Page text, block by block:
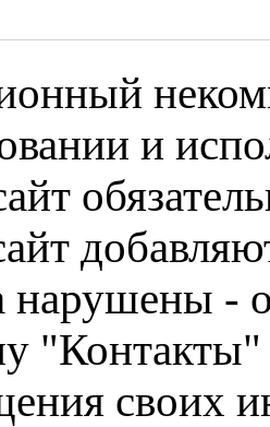
и
нарушены -
"Контакты"
своих